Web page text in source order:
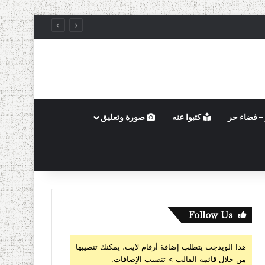
فضاء حر كتبوا عنه صورة وتعليق
Follow Us
هذا الويدجت يتطلب إضافة أرقام لايت، يمكنك تنصيبها
من خلال قائمة القالب > تنصيب الإضافات.